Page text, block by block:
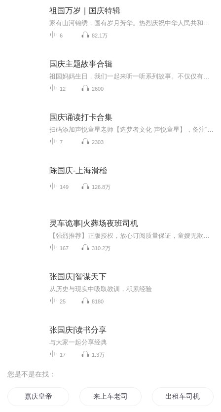
祖国万岁｜国庆特辑
6 82.1万
国庆主题故事合辑
12 2600
国庆诵读打卡合集
7 2303
陈国庆-上海滑稽
149 126.8万
灵车诡事|火葬场夜班司机
167 310.2万
张国庆|智谋天下
从历史与现实中吸取教训，积累经验
25 8180
张国庆|读书分享
与大家一起分享经典
17 1.3万
您是不是在找：
嘉庆皇帝 来上车老司机带你飚 出租车司机的日记